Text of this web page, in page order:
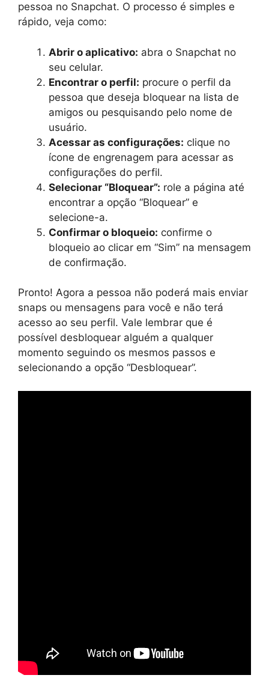
pessoa no Snapchat. O processo é simples e
rápido, veja como:
Abrir o aplicativo: abra o Snapchat no
seu celular.
Encontrar o perfil: procure o perfil da
pessoa que deseja bloquear na lista de
amigos ou pesquisando pelo nome de
usuário.
Acessar as configurações: clique no
ícone de engrenagem para acessar as
configurações do perfil.
Selecionar “Bloquear”: role a página até
encontrar a opção “Bloquear” e
selecione-a.
Confirmar o bloqueio: confirme o
bloqueio ao clicar em “Sim” na mensagem
de confirmação.
Pronto! Agora a pessoa não poderá mais enviar
snaps ou mensagens para você e não terá
acesso ao seu perfil. Vale lembrar que é
possível desbloquear alguém a qualquer
momento seguindo os mesmos passos e
selecionando a opção “Desbloquear”.